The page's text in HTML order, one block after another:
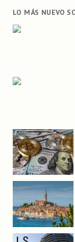
LO MÁS NUEVO